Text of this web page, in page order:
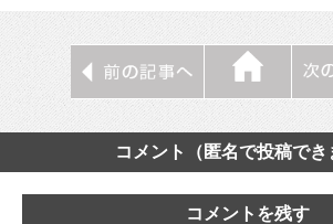
コメント（匿名で投稿でき
コメントを残す